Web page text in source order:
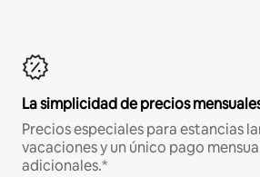
La simplicidad de precios
Precios especiales para estancias
vacaciones y un único pago
adicionales.*